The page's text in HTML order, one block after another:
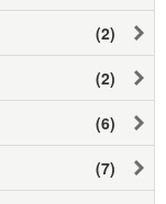
(2)
(2)
(6)
(7)